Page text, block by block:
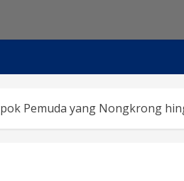
Pemuda yang Nongkrong